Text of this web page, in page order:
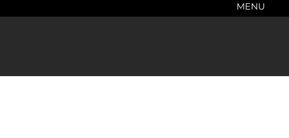
MENU